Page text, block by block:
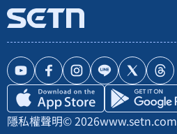
隱私權聲明© 2026www.setn.com